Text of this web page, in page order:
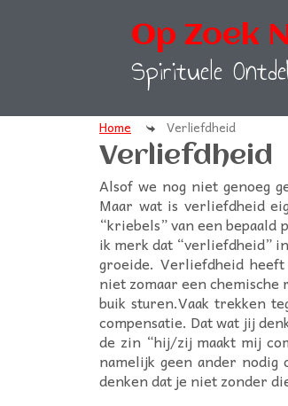
Op Zoek
Spirituele
Home Verliefdheid
Verliefdheid
Alsof we nog niet genoeg
Maar wat is verliefdheid
“kriebels” van een bepaald
ik merk dat “verliefdheid”
groeide. Verliefdheid
niet zomaar een
buik sturen.Vaak trekken
compensatie. Dat wat jij
de zin “hij/zij maakt mij
namelijk geen ander
denken dat je niet zonder